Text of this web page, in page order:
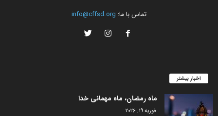
تماس با ما: info@cffsd.org
اخبار بیشتر
ماه رمضان، ماه مهمانی خدا
فوریه 19, 2026